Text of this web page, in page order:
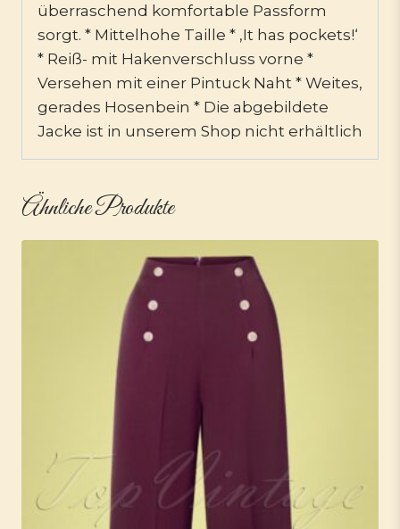
überraschend komfortable Passform
sorgt. * Mittelhohe Taille * ‚It has pockets!‘
* Reiß- mit Hakenverschluss vorne *
Versehen mit einer Pintuck Naht * Weites,
gerades Hosenbein * Die abgebildete
Jacke ist in unserem Shop nicht erhältlich
Ähnliche Produkte